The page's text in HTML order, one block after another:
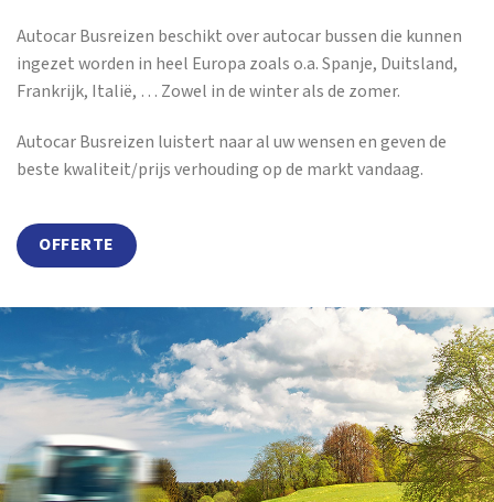
Autocar Busreizen beschikt over autocar bussen die kunnen
ingezet worden in heel Europa zoals o.a. Spanje, Duitsland,
Frankrijk, Italië, … Zowel in de winter als de zomer.
Autocar Busreizen luistert naar al uw wensen en geven de
beste kwaliteit/prijs verhouding op de markt vandaag.
OFFERTE